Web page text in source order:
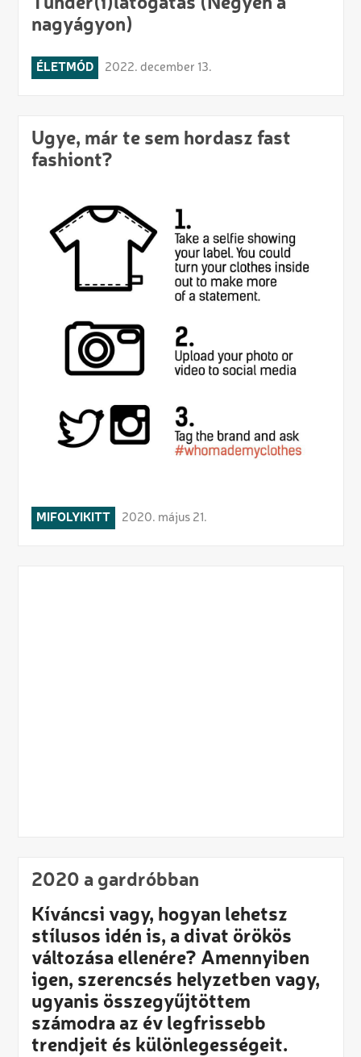
nagyágyon)
ÉLETMÓD 2022. december 13.
Ugye, már te sem hordasz fast
fashiont?
MIFOLYIKITT 2020. május 21.
2020 a gardróbban
Kíváncsi vagy, hogyan lehetsz
stílusos idén is, a divat örökös
változása ellenére? Amennyiben
igen, szerencsés helyzetben vagy,
ugyanis összegyűjtöttem
számodra az év legfrissebb
trendjeit és különlegességeit.